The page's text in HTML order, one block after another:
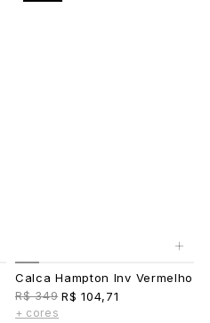
+
Calca Hampton Inv Vermelho
R$ 349 R$ 104,71
+ cores